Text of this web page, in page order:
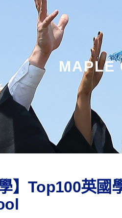
MAPLE
】Top100英國